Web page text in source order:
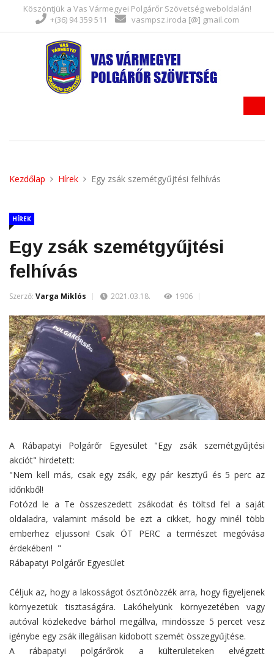
Köszöntjük a Vas Vármegyei Polgárőr Szövetség weboldalán!
+(36) 94 359 511
vasmpsz.iroda [@] gmail.com
Kezdőlap Hírek Egy zsák szemétgyűjtési felhívás
HÍREK
Egy zsák szemétgyűjtési
felhívás
Szerző: Varga Miklós 2021.03.18. 1906
A Rábapatyi Polgárőr Egyesület "Egy zsák szemétgyűjtési
akciót" hirdetett:
"Nem kell más, csak egy zsák, egy pár kesztyű és 5 perc az
időnkből!
Fotózd le a Te összeszedett zsákodat és töltsd fel a saját
oldaladra, valamint másold be ezt a cikket, hogy minél több
emberhez eljusson!Csak ÖT PERC a természet megóvása
érdekében! "
Rábapatyi Polgárőr Egyesület
Céljuk az, hogy a lakosságot ösztönözzék arra, hogy figyeljenek
környezetük tisztaságára. Lakóhelyünk környezetében vagy
autóval közlekedve bárhol megállva, mindössze 5 percet vesz
igénybe egy zsák illegálisan kidobott szemét összegyűjtése.
A rábapatyi polgárőrök a külterületeken elvégzett